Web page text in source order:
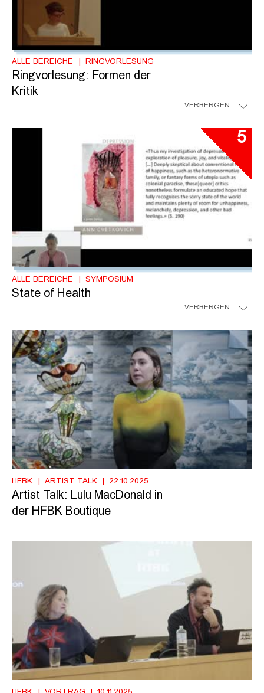
ALLE BEREICHE RINGVORLESUNG
Ringvorlesung: Formen der
Kritik
VERBERGEN
5
ALLE BEREICHE SYMPOSIUM
State of Health
VERBERGEN
HFBK ARTIST TALK 22.10.2025
Artist Talk: Lulu MacDonald in
der HFBK Boutique